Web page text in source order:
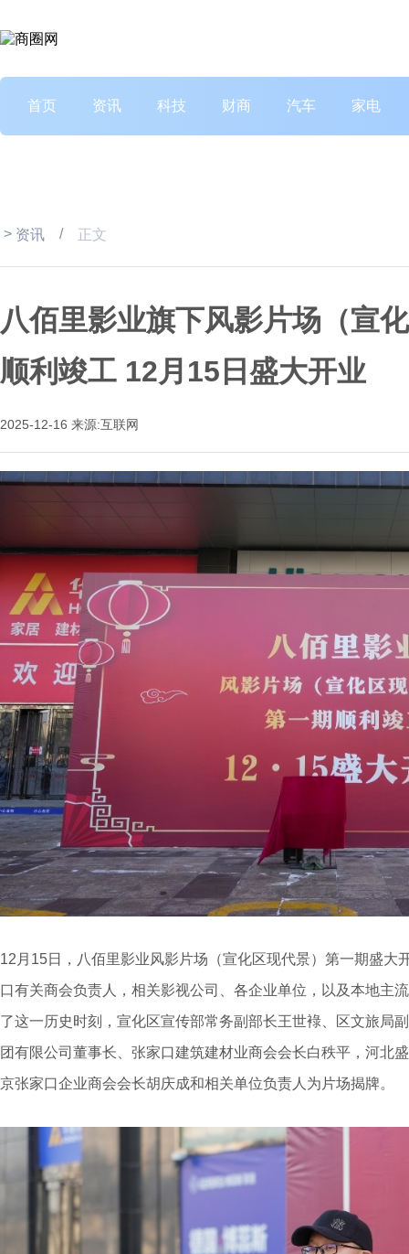
首页 资讯 科技 财商 汽车 家电
> 资讯 / 正文
八佰里影业旗下风影片场（宣
顺利竣工 12月15日盛大开业
2025-12-16 来源:互联网
12月15日，八佰里影业风影片场（宣化区现代景）第一期盛大
口有关商会负责人，相关影视公司、各企业单位，以及本地主
了这一历史时刻，宣化区宣传部常务副部长王世䘵、区文旅局
团有限公司董事长、张家口建筑建材业商会会长白秩平，河北
京张家口企业商会会长胡庆成和相关单位负责人为片场揭牌。